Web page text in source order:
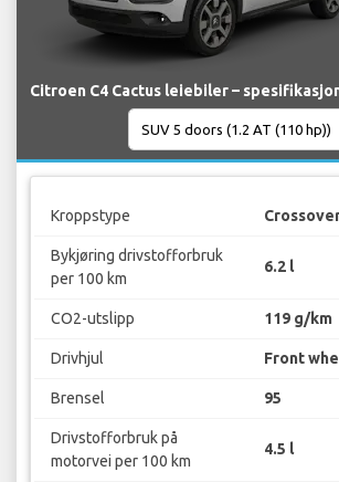
Citroen C4 Cactus leiebiler –
Kroppstype
Bykjøring drivstofforbruk
per 100 km
6.2 l
CO2-utslipp 119 g/km
Drivhjul Front
Brensel 95
Drivstofforbruk på
motorvei per 100 km
4.5 l